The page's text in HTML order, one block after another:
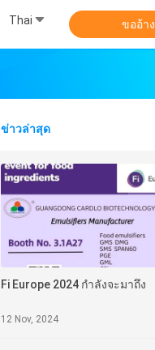
Thai ขออ้าง
ข่าวล่าสุด
Fi Europe 2024 กําลังจะมาถึง
12 Nov, 2024